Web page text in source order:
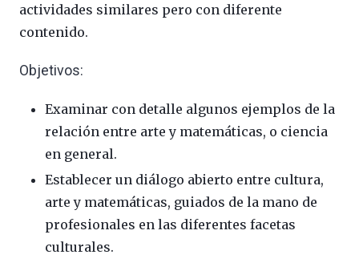
actividades similares pero con diferente
contenido.
Objetivos:
Examinar con detalle algunos ejemplos de la
relación entre arte y matemáticas, o ciencia
en general.
Establecer un diálogo abierto entre cultura,
arte y matemáticas, guiados de la mano de
profesionales en las diferentes facetas
culturales.